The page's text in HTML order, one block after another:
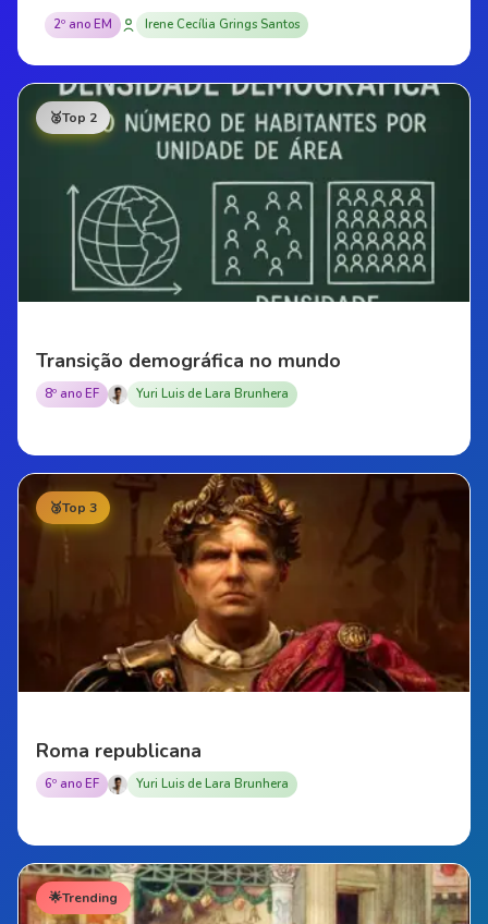
2º ano EM Irene Cecília Grings Santos
🥈Top 2
Transição demográfica no mundo
8º ano EF Yuri Luis de Lara Brunhera
🥉Top 3
Roma republicana
6º ano EF Yuri Luis de Lara Brunhera
🌟Trending